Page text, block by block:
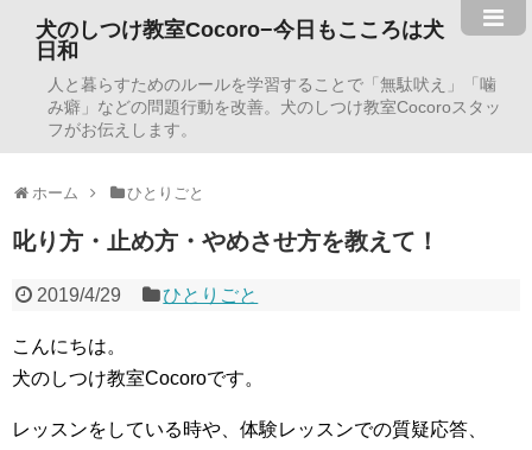
犬のしつけ教室Cocoro−今日もこころは犬
日和
人と暮らすためのルールを学習することで「無駄吠え」「噛
み癖」などの問題行動を改善。犬のしつけ教室Cocoroスタッ
フがお伝えします。
ホーム ひとりごと
叱り方・止め方・やめさせ方を教えて！
2019/4/29 ひとりごと
こんにちは。
犬のしつけ教室Cocoroです。
レッスンをしている時や、体験レッスンでの質疑応答、